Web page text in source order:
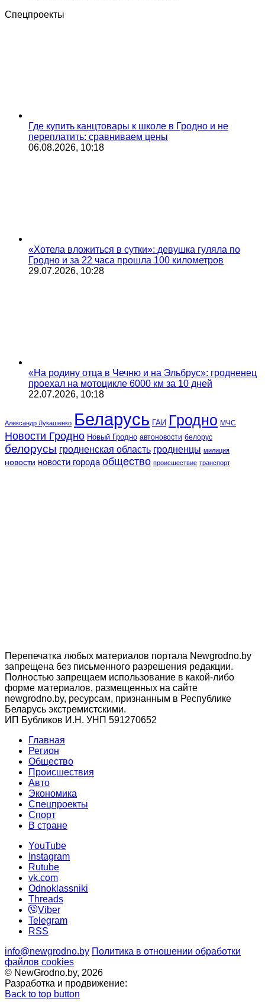
Спецпроекты
Где купить канцтовары к школе в Гродно и не
переплатить: сравниваем цены
06.08.2026, 10:18
«Хотела вложиться в сутки»: девушка гуляла по
Гродно и за 22 часа прошла 100 километров
29.07.2026, 10:28
«На родину отца в Чечню и на Эльбрус»: гродненец
проехал на мотоцикле 6000 км за 10 дней
22.07.2026, 10:18
Александр Лукашенко Беларусь ГАИ Гродно МЧС
Новости Гродно Новый Гродно автоновости белорус
белорусы гродненская область гродненцы милиция
новости новости города общество происшествие транспорт
Перепечатка любых материалов портала Newgrodno.by
запрещена без письменного разрешения редакции.
Полностью запрещаем использование в какой-либо
форме материалов, размещенных на сайте
newgrodno.by, ресурсам, признанным в Республике
Беларусь экстремистскими.
ИП Бубликов И.Н. УНП 591270652
Главная
Регион
Общество
Происшествия
Авто
Экономика
Спецпроекты
Cпорт
В стране
YouTube
Instagram
Rutube
vk.com
Odnoklassniki
Threads
Viber
Telegram
RSS
info@newgrodno.by Политика в отношении обработки
файлов cookies
© NewGrodno.by, 2026
Разработка и продвижение:
Back to top button